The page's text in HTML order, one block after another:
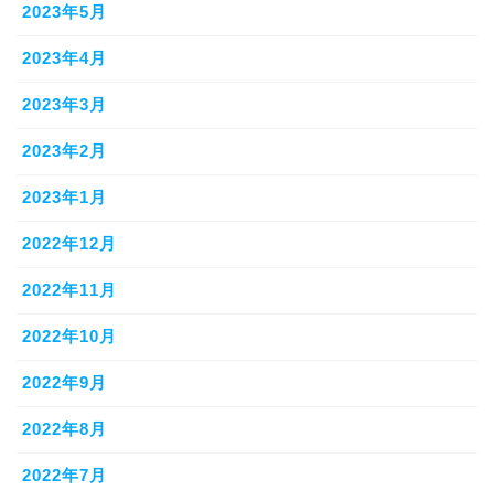
2023年5月
2023年4月
2023年3月
2023年2月
2023年1月
2022年12月
2022年11月
2022年10月
2022年9月
2022年8月
2022年7月